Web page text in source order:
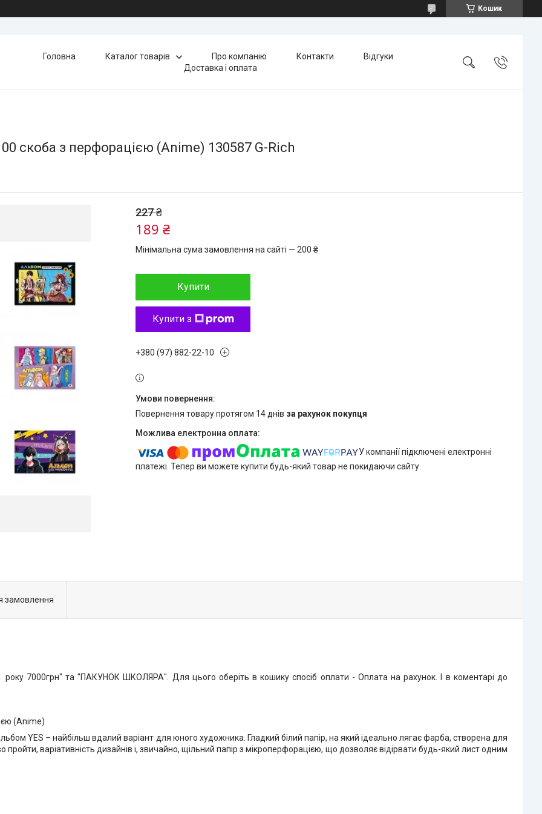
Кошик
Головна Каталог товарів Про компанію Контакти
Відгуки
Доставка і оплата
скоба з перфорацією (Anime) 130587 G-Rich
227 ₴
189 ₴
Мінімальна сума замовлення на сайті — 200 ₴
Купити
Купити з
+380 (97) 882-22-10
повернення товару протягом 14 днів за рахунок покупця
У компанії підключені електронні
платежі. Тепер ви можете купити будь-який товар не покидаючи сайту.
замовлення
7000грн" та "ПАКУНОК ШКОЛЯРА". Для цього оберіть в кошику спосіб оплати - Оплата на рахунок. І в коментарі до
(Anime)
YES – найбільш вдалий варіант для юного художника. Гладкий білий папір, на який ідеально лягає фарба, створена для
варіативність дизайнів і, звичайно, щільний папір з мікроперфорацією, що дозволяє відірвати будь-який лист одним